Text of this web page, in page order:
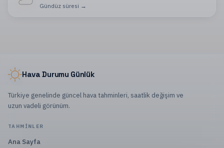
Gündüz süresi →
Hava Durumu Günlük
Türkiye genelinde güncel hava tahminleri, saatlik değişim ve
uzun vadeli görünüm.
TAHMINLER
Ana Sayfa